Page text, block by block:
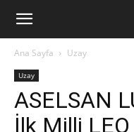
Ana Sayfa Uzay
Uzay
ASELSAN
İlk Milli